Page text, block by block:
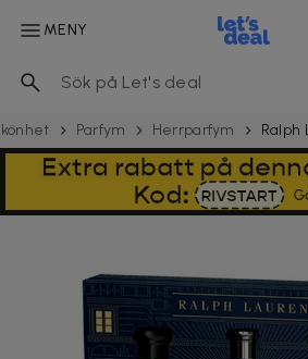
MENY
Parfym Herrparfym